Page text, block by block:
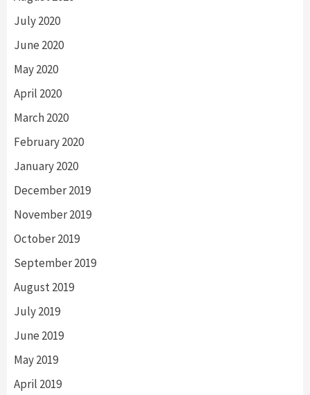
July 2020
June 2020
May 2020
April 2020
March 2020
February 2020
January 2020
December 2019
November 2019
October 2019
September 2019
August 2019
July 2019
June 2019
May 2019
April 2019